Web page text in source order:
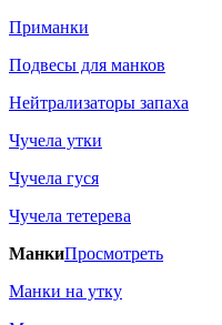
Приманки
Подвесы для манков
Нейтрализаторы запаха
Чучела утки
Чучела гуся
Чучела тетерева
МанкиПросмотреть
Манки на утку